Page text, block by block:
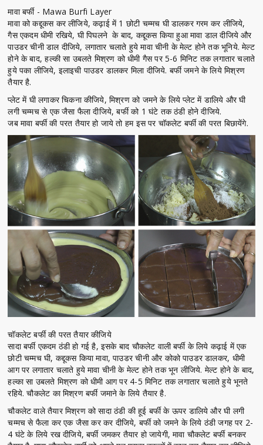
मावा बर्फी - Mawa Burfi Layer
मावा को कद्दूकस कर लीजिये, कढ़ाई में 1 छोटी चम्मच घी डालकर गरम कर लीजिये,
गैस एकदम धीमी रखिये, घी पिघलने के बाद, कद्दूकस किया हुआ मावा डाल दीजिये और
पाउडर चीनी डाल दीजिये, लगातार चलाते हुये मावा चीनी के मेल्ट होने तक भूनिये. मेल्ट
होने के बाद, हल्की सा उबलते मिश्रण को धीमी गैस पर 5-6 मिनिट तक लगातार चलाते
हुये पका लीजिये, इलाइची पाउडर डालकर मिला दीजिये. बर्फी जमने के लिये मिश्रण
तैयार है.
प्लेट में घी लगाकर चिकना कीजिये, मिश्रण को जमने के लिये प्लेट में डालिये और घी
लगी चम्मच से एक जैसा फैला दीजिये, बर्फी को 1 घंटे तक ठंडी होने दीजिये.
जब मावा बर्फी की परत तैयार हो जाये तो हम इस पर चॉकलेट बर्फी की परत बिछायेंगे.
चॉकलेट बर्फी की परत तैयार कीजिये
सादा बर्फी एकदम ठंडी हो गई है, इसके बाद चौकलेट वाली बर्फी के लिये कढ़ाई में एक
छोटी चम्मच घी, कद्दूकस किया मावा, पाउडर चीनी और कोको पाउडर डालकर, धीमी
आग पर लगातार चलाते हुये मावा चीनी के मेल्ट होने तक भून लीजिये. मेल्ट होने के बाद,
हल्का सा उबलते मिश्रण को धीमी आग पर 4-5 मिनिट तक लगातार चलाते हुये भूनते
रहिये. चौकलेट का मिश्रण बर्फी जमाने के लिये तैयार है.
चौकलेट वाले तैयार मिश्रण को सादा ठंडी की हूई बर्फी के ऊपर डालिये और घी लगी
चम्मच से फैला कर एक जैसा कर कर दीजिये, बर्फी को जमने के लिये ठंडी जगह पर 2-
4 घंटे के लिये रख दीजिये, बर्फी जमकर तैयार हो जायेगी, मावा चौकलेट बर्फी बनकर